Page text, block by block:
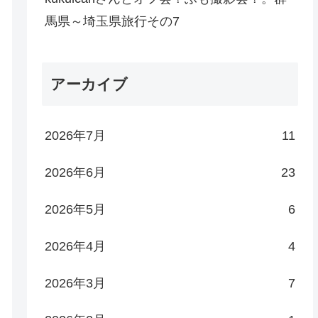
馬県～埼玉県旅行その7
アーカイブ
2026年7月 11
2026年6月 23
2026年5月 6
2026年4月 4
2026年3月 7